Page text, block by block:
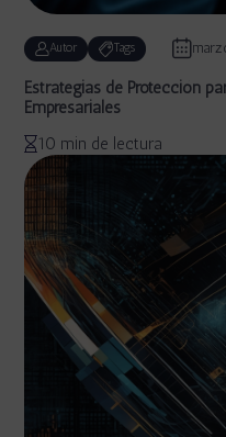
Autor Tags
Estrategias de Protección
Empresariales
10 min de lectura